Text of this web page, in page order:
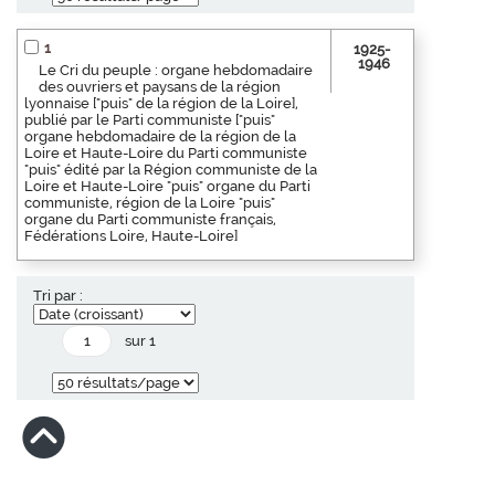
1
Le Cri du peuple : organe hebdomadaire
des ouvriers et paysans de la région
lyonnaise ["puis" de la région de la Loire],
publié par le Parti communiste ["puis"
organe hebdomadaire de la région de la
Loire et Haute-Loire du Parti communiste
"puis" édité par la Région communiste de la
Loire et Haute-Loire "puis" organe du Parti
communiste, région de la Loire "puis"
organe du Parti communiste français,
Fédérations Loire, Haute-Loire]
1925-
1946
Tri par :
sur 1